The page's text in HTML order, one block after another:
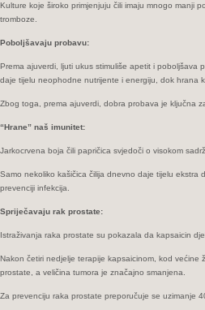
Kulture koje široko primjenjuju čili imaju mnogo manji
tromboze.
Poboljšavaju probavu:
Prema ajuverdi, ljuti ukus stimuliše apetit i poboljšava
daje tijelu neophodne nutrijente i energiju, dok hrana
Zbog toga, prema ajuverdi, dobra probava je ključna
“Hrane” naš imunitet:
Jarkocrvena boja čili papričica svjedoči o visokom
Samo nekoliko kašičica čilija dnevno daje tijelu ekstra
prevenciji infekcija.
Spriječavaju rak prostate:
Istraživanja raka prostate su pokazala da kapsaicin
Nakon četiri nedjelje terapije kapsaicinom, kod većine
prostate, a veličina tumora je značajno smanjena.
Za prevenciju raka prostate preporučuje se uzimanje